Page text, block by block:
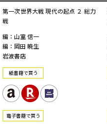
第一次世界大戦 現代の起点 ２ 総力
戦
編：山室 信一
編：岡田 暁生
岩波書店
紙書籍で買う
電⼦書籍で買う